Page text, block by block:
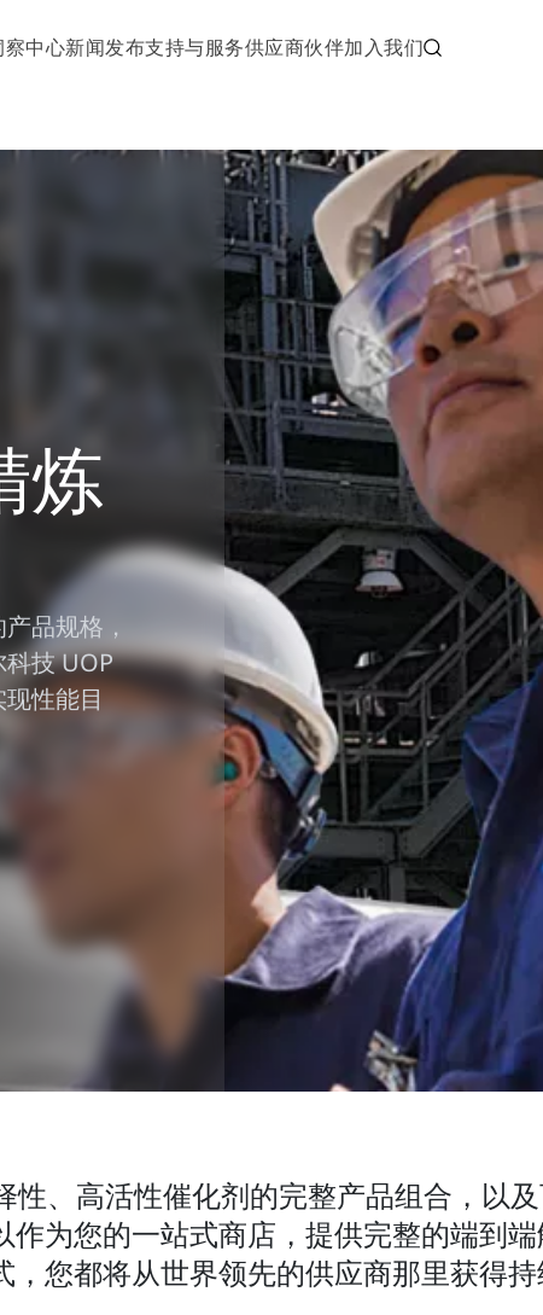
察中心新闻发布支持与服务供应商伙伴加入我们
炼
品规格，
技 UOP
性能目
性、高活性催化剂的完整产品组合，以
为您的一站式商店，提供完整的端到
您都将从世界领先的供应商那里获得持